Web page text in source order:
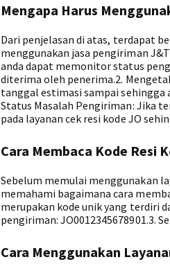
Mengapa Harus
Dari penjelasan di atas, terdapat
menggunakan jasa pengiriman
anda dapat memonitor status
diterima oleh penerima.2.
tanggal estimasi sampai sehingga
Status Masalah Pengiriman: Jika
pada layanan cek resi kode JO
Cara Membaca Kode Resi
Sebelum memulai menggunakan
memahami bagaimana cara
merupakan kode unik yang terdiri
pengiriman: JO0012345678901.3.
Cara Menggunakan